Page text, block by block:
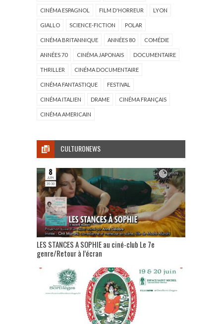
CINÉMA ESPAGNOL FILM D'HORREUR LYON
GIALLO SCIENCE-FICTION POLAR
CINÉMA BRITANNIQUE ANNÉES 80 COMÉDIE
ANNÉES 70 CINÉMA JAPONAIS DOCUMENTAIRE
THRILLER CINÉMA DOCUMENTAIRE
CINÉMA FANTASTIQUE FESTIVAL
CINÉMA ITALIEN DRAME CINÉMA FRANÇAIS
CINÉMA AMERICAIN
CULTURONEWS
LES STANCES A SOPHIE au ciné-club Le 7e
genre/Retour à l’écran